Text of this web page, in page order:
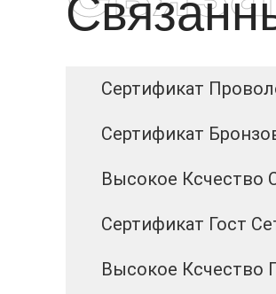
Сертификат
Сертификат
Высокое Ксчество
Сертификат Гост
Высокое Ксчество